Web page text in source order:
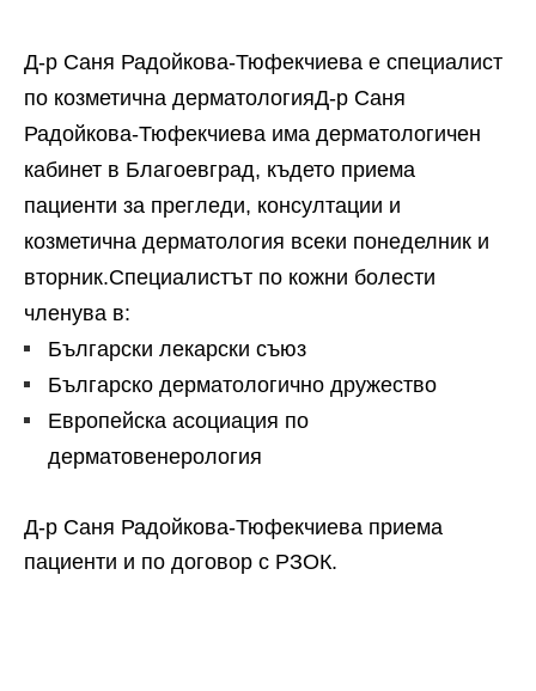
Д-р Саня Радойкова-Тюфекчиева е специалист
по козметична дерматологияД-р Саня
Радойкова-Тюфекчиева има дерматологичен
кабинет в Благоевград, където приема
пациенти за прегледи, консултации и
козметична дерматология всеки понеделник и
вторник.Специалистът по кожни болести
членува в:
Български лекарски съюз
Българско дерматологично дружество
Европейска асоциация по
дерматовенерология
Д-р Саня Радойкова-Тюфекчиева приема
пациенти и по договор с РЗОК.